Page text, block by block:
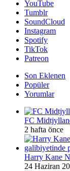
YouTube
Tumblr
SoundCloud
Instagram
Spotify
TikTok
Patreon
Son Eklenen
Popüler
Yorumlar
FC
2 hafta önce
Harry Kane
24 Haziran